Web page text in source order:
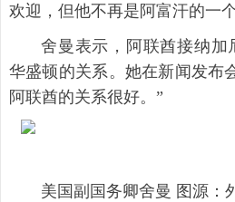
欢迎，但他不再是阿富汗的一
舍曼表示，阿联酋接纳加
华盛顿的关系。她在新闻发布
阿联酋的关系很好。”
美国副国务卿舍曼 图源：